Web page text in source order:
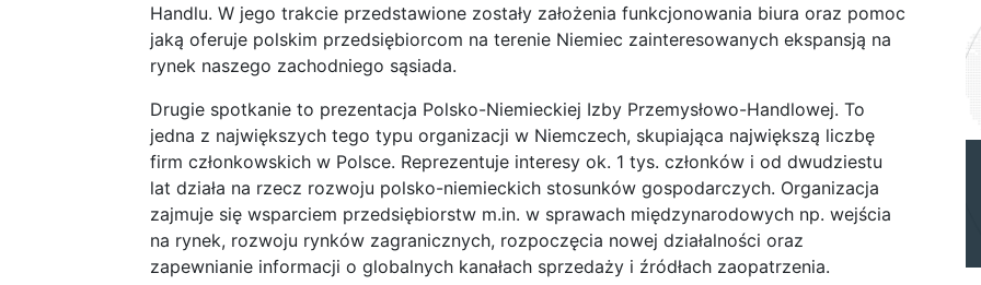
Handlu. W jego trakcie przedstawione zostały założenia funkcjonowania biura oraz pomoc
jaką oferuje polskim przedsiębiorcom na terenie Niemiec zainteresowanych ekspansją na
rynek naszego zachodniego sąsiada.
Drugie spotkanie to prezentacja Polsko-Niemieckiej Izby Przemysłowo-Handlowej. To
jedna z największych tego typu organizacji w Niemczech, skupiająca największą liczbę
firm członkowskich w Polsce. Reprezentuje interesy ok. 1 tys. członków i od dwudziestu
lat działa na rzecz rozwoju polsko-niemieckich stosunków gospodarczych. Organizacja
zajmuje się wsparciem przedsiębiorstw m.in. w sprawach międzynarodowych np. wejścia
na rynek, rozwoju rynków zagranicznych, rozpoczęcia nowej działalności oraz
zapewnianie informacji o globalnych kanałach sprzedaży i źródłach zaopatrzenia.